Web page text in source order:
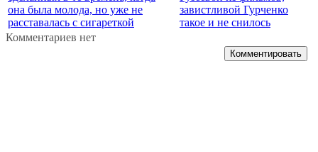
она была молода, но уже не
расставалась с сигареткой
завистливой Гурченко
такое и не снилось
Комментариев нет
Комментировать